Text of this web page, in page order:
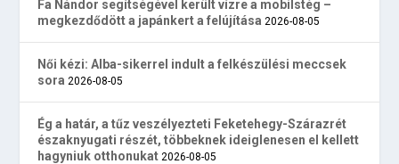
Fa Nándor segítségével került vízre a mobilstég –
megkezdődött a japánkert a felújítása 2026-08-05
Női kézi: Alba-sikerrel indult a felkészülési meccsek
sora 2026-08-05
Ég a határ, a tűz veszélyezteti Feketehegy-Szárazrét
északnyugati részét, többeknek ideiglenesen el kellett
hagyniuk otthonukat 2026-08-05